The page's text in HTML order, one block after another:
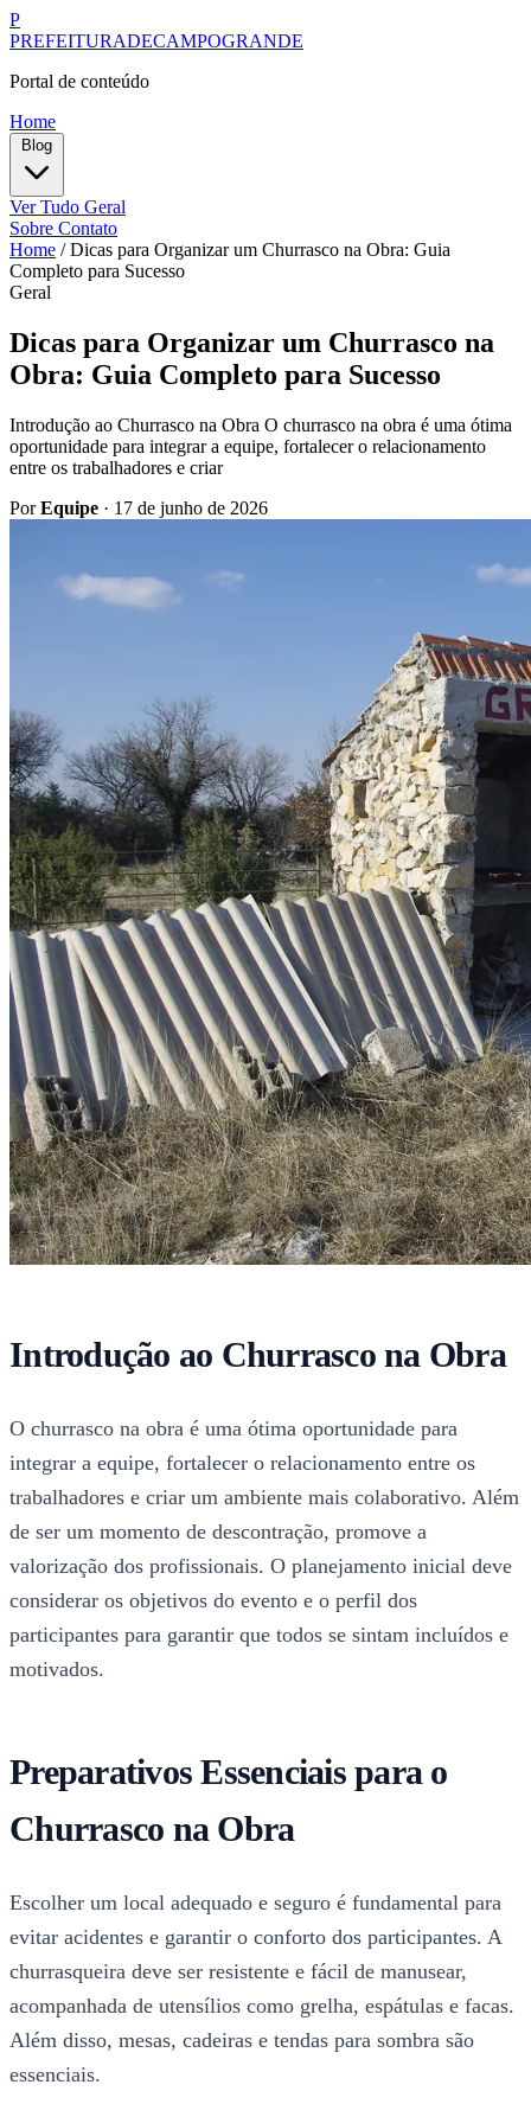
P
PREFEITURADECAMPOGRANDE
Portal de conteúdo
Home
Ver Tudo Geral
Sobre Contato
Home / Dicas para Organizar um Churrasco na Obra: Guia
Completo para Sucesso
Geral
Dicas para Organizar um Churrasco na
Obra: Guia Completo para Sucesso
Introdução ao Churrasco na Obra O churrasco na obra é uma ótima
oportunidade para integrar a equipe, fortalecer o relacionamento
entre os trabalhadores e criar
PorEquipe · 17 de junho de 2026
Introdução ao Churrasco na Obra
O churrasco na obra é uma ótima oportunidade para
integrar a equipe, fortalecer o relacionamento entre os
trabalhadores e criar um ambiente mais colaborativo. Além
de ser um momento de descontração, promove a
valorização dos profissionais. O planejamento inicial deve
considerar os objetivos do evento e o perfil dos
participantes para garantir que todos se sintam incluídos e
motivados.
Preparativos Essenciais para o
Churrasco na Obra
Escolher um local adequado e seguro é fundamental para
evitar acidentes e garantir o conforto dos participantes. A
churrasqueira deve ser resistente e fácil de manusear,
acompanhada de utensílios como grelha, espátulas e facas.
Além disso, mesas, cadeiras e tendas para sombra são
essenciais.